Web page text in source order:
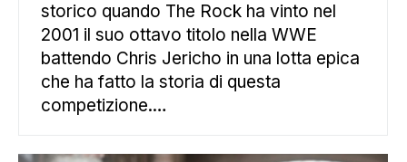
storico quando The Rock ha vinto nel
2001 il suo ottavo titolo nella WWE
battendo Chris Jericho in una lotta epica
che ha fatto la storia di questa
competizione.…